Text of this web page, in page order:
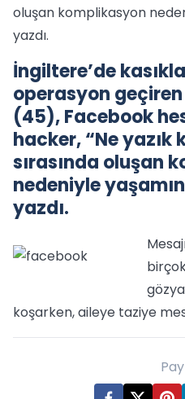
oluşan komplikasyon
yazdı.
İngiltere’de
operasyon geçiren
(45), Facebook
hacker, “Ne yazık
sırasında oluşan
nedeniyle
yazdı.
koşarken, aileye taziye